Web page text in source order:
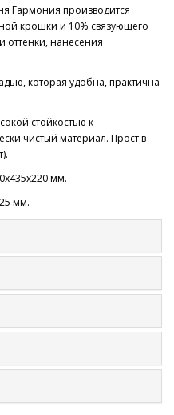
Гармония производится
крошки и 10% связующего
нанесения
которая удобна, практична
стойкостью к
чистый материал. Прост в
мм.
мм.